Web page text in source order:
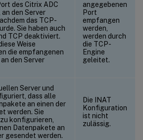
des Citrix ADC
den Server
das TCP-
Sie haben auch
TCP deaktiviert.
Weise
die empfangenen
den Server
angegebenen
Port
empfangen
werden,
werden durch
die TCP-
Engine
geleitet.
Server und
dass alle
an einen der
werden. Sie
konfigurieren,
Datenpakete an
gesendet werden.
Die INAT
Konfiguration
ist nicht
zulässig.